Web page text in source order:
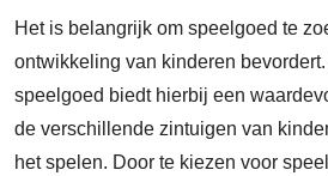
Het is belangrijk om speelgoed te
ontwikkeling van kinderen
speelgoed biedt hierbij een
de verschillende zintuigen van
het spelen. Door te kiezen voor